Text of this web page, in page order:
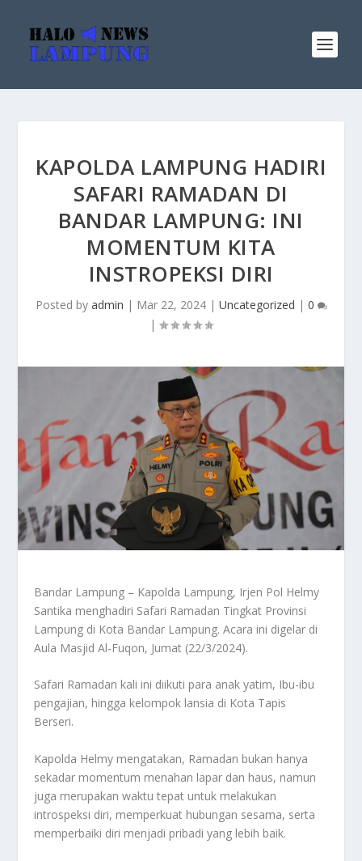
KAPOLDA LAMPUNG HADIRI
SAFARI RAMADAN DI
BANDAR LAMPUNG: INI
MOMENTUM KITA
INSTROPEKSI DIRI
Posted by admin | Mar 22, 2024| Uncategorized | 0
|
Bandar Lampung – Kapolda Lampung, Irjen Pol Helmy
Santika menghadiri Safari Ramadan Tingkat Provinsi
Lampung di Kota Bandar Lampung. Acara ini digelar di
Aula Masjid Al-Fuqon, Jumat (22/3/2024).
Safari Ramadan kali ini diikuti para anak yatim, Ibu-ibu
pengajian, hingga kelompok lansia di Kota Tapis
Berseri.
Kapolda Helmy mengatakan, Ramadan bukan hanya
sekadar momentum menahan lapar dan haus, namun
juga merupakan waktu tepat untuk melakukan
introspeksi diri, memperkuat hubungan sesama, serta
memperbaiki diri menjadi pribadi yang lebih baik.